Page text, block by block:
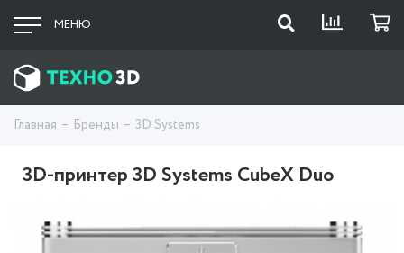
МЕНЮ
Главная Бренды 3D Systems
3D-принтер 3D Systems CubeX Duo